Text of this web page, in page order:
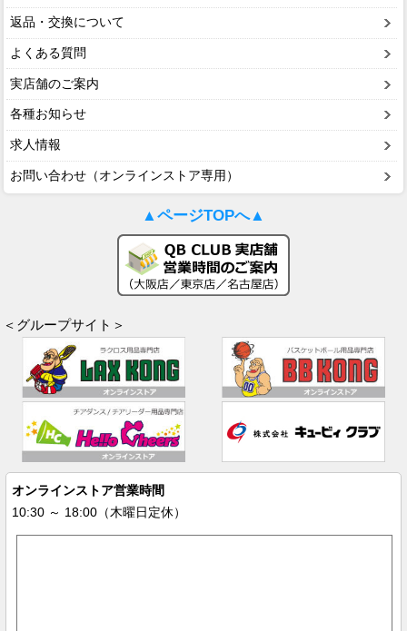
返品・交換について
よくある質問
実店舗のご案内
各種お知らせ
求人情報
お問い合わせ（オンラインストア専用）
▲ページTOPへ▲
＜グループサイト＞
オンラインストア営業時間
10:30 ～ 18:00（木曜日定休）